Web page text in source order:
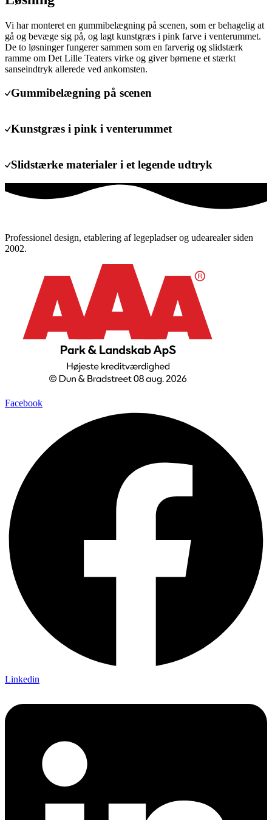
Vi har monteret en gummibelægning på scenen, som er behagelig at
gå og bevæge sig på, og lagt kunstgræs i pink farve i venterummet.
De to løsninger fungerer sammen som en farverig og slidstærk
ramme om Det Lille Teaters virke og giver børnene et stærkt
sanseindtryk allerede ved ankomsten.
Gummibelægning på scenen
Kunstgræs i pink i venterummet
Slidstærke materialer i et legende udtryk
Professionel design, etablering af legepladser og udearealer siden
2002.
Facebook
Linkedin